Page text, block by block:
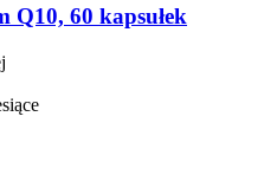
Q10, 60 kapsułek